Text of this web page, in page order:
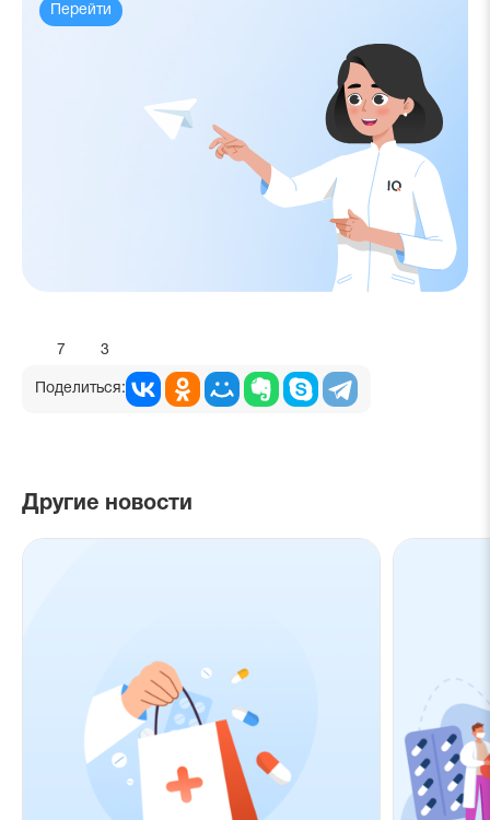
Перейти
7 3
Поделиться:
Другие новости